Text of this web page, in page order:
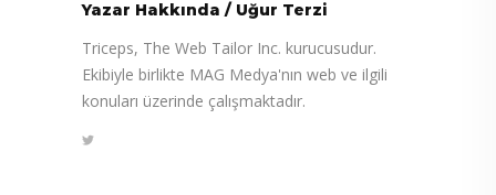
Yazar Hakkında / Uğur Terzi
Triceps, The Web Tailor Inc. kurucusudur.
Ekibiyle birlikte MAG Medya'nın web ve ilgili
konuları üzerinde çalışmaktadır.